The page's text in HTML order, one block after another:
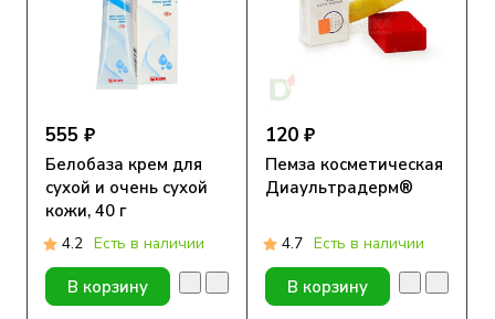
555 ₽
Белобаза крем для
сухой и очень сухой
кожи, 40 г
4.2 Есть в наличии
В корзину
120 ₽
Пемза косметическая
Диаультрадерм®
4.7 Есть в наличии
В корзину